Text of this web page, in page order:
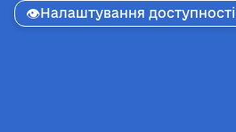
👁Налаштування доступності